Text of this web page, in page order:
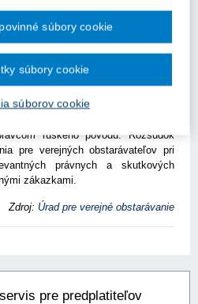
prijatých podľa nariadenia
a doplnení.
dôkladného preverovania
vrátane vlastníckych štruktúr,
so sankcionovanými osobami, pred
ruského pôvodu. Rozsudok
pre verejných obstarávateľov pri
právnych a skutkových
zákazkami.
Zdroj: Úrad pre verejné obstarávanie
pre predplatiteľov
súborov cookie
súbory cookie
súbory cookie